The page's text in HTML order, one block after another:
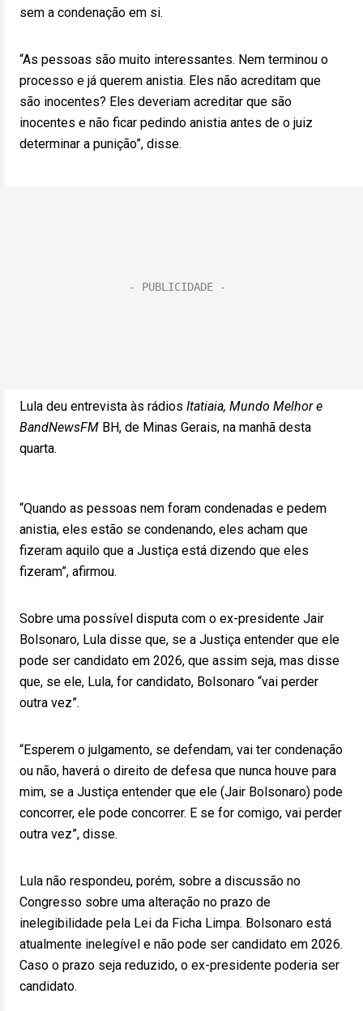
sem a condenação em si.
“As pessoas são muito interessantes. Nem terminou o
processo e já querem anistia. Eles não acreditam que
são inocentes? Eles deveriam acreditar que são
inocentes e não ficar pedindo anistia antes de o juiz
determinar a punição”, disse.
Lula deu entrevista às rádios Itatiaia, Mundo Melhor e
BandNewsFM BH, de Minas Gerais, na manhã desta
quarta.
“Quando as pessoas nem foram condenadas e pedem
anistia, eles estão se condenando, eles acham que
fizeram aquilo que a Justiça está dizendo que eles
fizeram”, afirmou.
Sobre uma possível disputa com o ex-presidente Jair
Bolsonaro, Lula disse que, se a Justiça entender que ele
pode ser candidato em 2026, que assim seja, mas disse
que, se ele, Lula, for candidato, Bolsonaro “vai perder
outra vez”.
“Esperem o julgamento, se defendam, vai ter condenação
ou não, haverá o direito de defesa que nunca houve para
mim, se a Justiça entender que ele (Jair Bolsonaro) pode
concorrer, ele pode concorrer. E se for comigo, vai perder
outra vez”, disse.
Lula não respondeu, porém, sobre a discussão no
Congresso sobre uma alteração no prazo de
inelegibilidade pela Lei da Ficha Limpa. Bolsonaro está
atualmente inelegível e não pode ser candidato em 2026.
Caso o prazo seja reduzido, o ex-presidente poderia ser
candidato.